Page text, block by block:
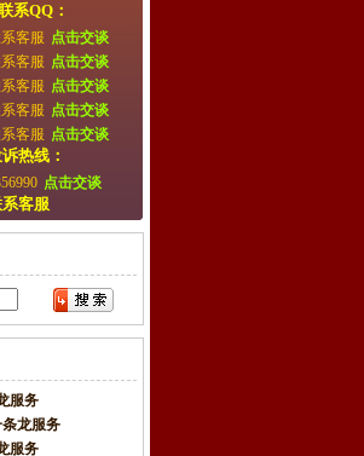
系QQ：
客服 点击交谈
客服 点击交谈
客服 点击交谈
客服 点击交谈
客服 点击交谈
热线：
点击交谈
客服
服务
龙服务
服务